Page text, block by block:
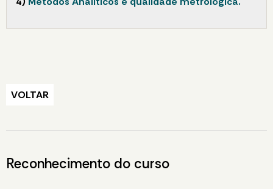
VOLTAR
Reconhecimento do curso